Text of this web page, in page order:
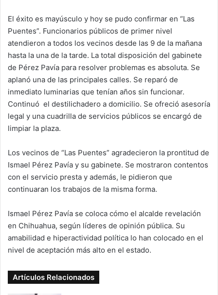
El éxito es mayúsculo y hoy se pudo confirmar en “Las
Puentes”. Funcionarios públicos de primer nivel
atendieron a todos los vecinos desde las 9 de la mañana
hasta la una de la tarde. La total disposición del gabinete
de Pérez Pavía para resolver problemas es absoluta. Se
aplanó una de las principales calles. Se reparó de
inmediato luminarias que tenían años sin funcionar.
Continuó el destilichadero a domicilio. Se ofreció asesoría
legal y una cuadrilla de servicios públicos se encargó de
limpiar la plaza.
Los vecinos de “Las Puentes” agradecieron la prontitud de
Ismael Pérez Pavía y su gabinete. Se mostraron contentos
con el servicio presta y además, le pidieron que
continuaran los trabajos de la misma forma.
Ismael Pérez Pavía se coloca cómo el alcalde revelación
en Chihuahua, según líderes de opinión pública. Su
amabilidad e hiperactividad política lo han colocado en el
nivel de aceptación más alto en el estado.
Artículos Relacionados